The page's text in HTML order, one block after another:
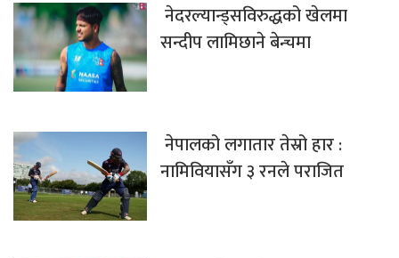
नेदरल्यान्ड्सविरुद्धको खेलमा
सन्दीप लामिछाने बेन्चमा
नेपालको लगातार तेस्रो हार :
नामिवियासँग ३ रनले पराजित